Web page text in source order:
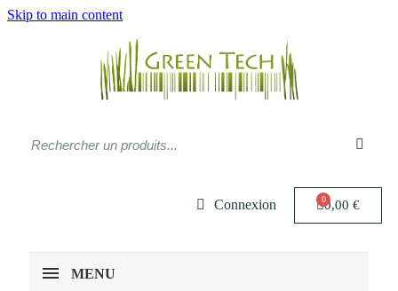
Skip to main content
Connexion 0,00 €
MENU